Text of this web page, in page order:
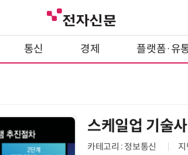
통신 경제 플랫폼·유
스케일업 기술
카테고리 : 정보통신